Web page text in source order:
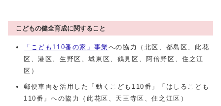
こどもの健全育成に関すること
「こども110番の家」事業への協力（北区、都島区、此花
区、港区、生野区、城東区、鶴見区、阿倍野区、住之江
区）
郵便車両を活用した「動くこども110番」「はしるこども
110番」への協力（此花区、天王寺区、住之江区）